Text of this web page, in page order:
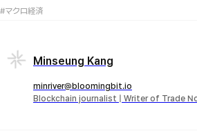
#マクロ経済
Minseung Kang
minriver@bloomingbit.io
Blockchain journalist | Writer of Trade